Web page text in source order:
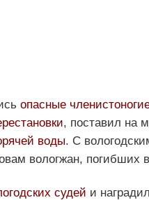
опасные
, поставил на
воды. С
вологжан, погибших
судей и наградил